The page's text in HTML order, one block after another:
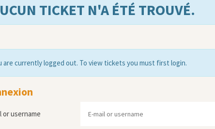
TICKET N'A ÉTÉ TROUVÉ.
are currently logged out. To view tickets you must first login.
or username